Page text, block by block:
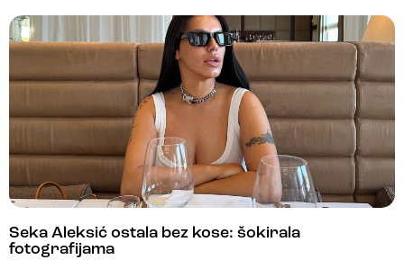
Seka Aleksić ostala bez kose: šokirala
fotografijama